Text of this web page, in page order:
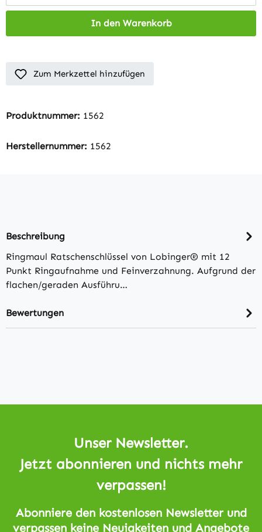
In den Warenkorb
Zum Merkzettel hinzufügen
Produktnummer: 1562
Herstellernummer: 1562
Beschreibung
Ringmaul Ratschenschlüssel von Lobinger® mit 12
Punkt Ringaufnahme und Feinverzahnung. Aufgrund der
flachen/geraden Ausführu…
Bewertungen
Unser Newsletter.
Jetzt abonnieren und nichts mehr
verpassen!
Abonniere den kostenlosen Newsletter und
verpassen keine Neuigkeiten und Angebote